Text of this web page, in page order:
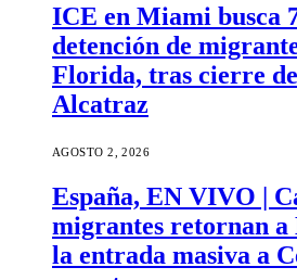
ICE en Miami busca
detención de
Florida, tras cierre
Alcatraz
AGOSTO 2, 2026
España, EN VIVO |
migrantes retornan
la entrada masiva a